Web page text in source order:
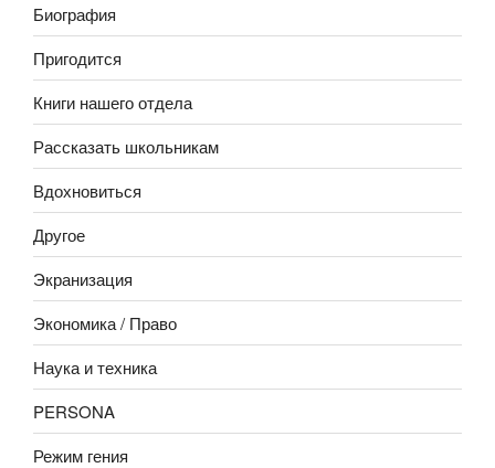
Биография
Пригодится
Книги нашего отдела
Рассказать школьникам
Вдохновиться
Другое
Экранизация
Экономика / Право
Наука и техника
PERSONA
Режим гения